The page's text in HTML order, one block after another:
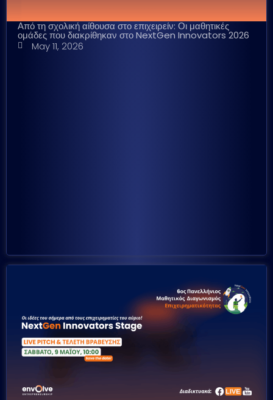
Από τη σχολική αίθουσα στο επιχειρείν: Οι μαθητικές
ομάδες που διακρίθηκαν στο NextGen Innovators 2026
May 11, 2026